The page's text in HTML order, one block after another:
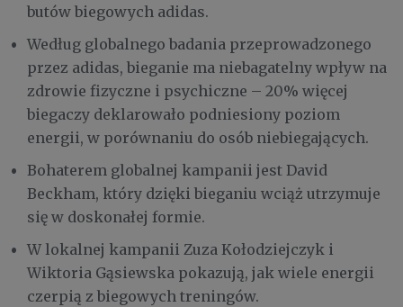
butów biegowych adidas.
Według globalnego badania przeprowadzonego
przez adidas, bieganie ma niebagatelny wpływ na
zdrowie fizyczne i psychiczne – 20% więcej
biegaczy deklarowało podniesiony poziom
energii, w porównaniu do osób niebiegających.
Bohaterem globalnej kampanii jest David
Beckham, który dzięki bieganiu wciąż utrzymuje
się w doskonałej formie.
W lokalnej kampanii Zuza Kołodziejczyk i
Wiktoria Gąsiewska pokazują, jak wiele energii
czerpią z biegowych treningów.